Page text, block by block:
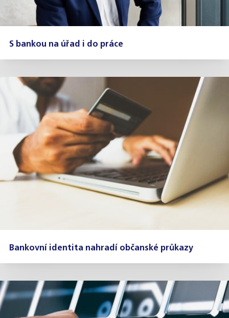
S bankou na úřad i do práce
Bankovní identita nahradí občanské průkazy